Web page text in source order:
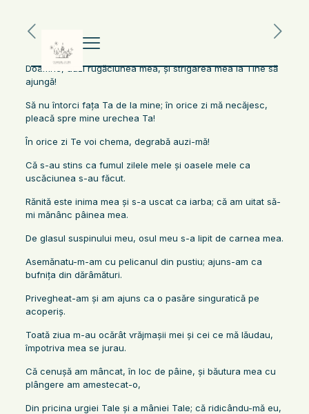
Doamne, auzi rugăciunea mea, şi strigarea mea la Tine să
ajungă!
Să nu întorci faţa Ta de la mine; în orice zi mă necăjesc,
pleacă spre mine urechea Ta!
În orice zi Te voi chema, degrabă auzi-mă!
Că s-au stins ca fumul zilele mele şi oasele mele ca
uscăciunea s-au făcut.
Rănită este inima mea şi s-a uscat ca iarba; că am uitat să-
mi mănânc pâinea mea.
De glasul suspinului meu, osul meu s-a lipit de carnea mea.
Asemănatu-m-am cu pelicanul din pustiu; ajuns-am ca
bufniţa din dărâmături.
Privegheat-am şi am ajuns ca o pasăre singuratică pe
acoperiş.
Toată ziua m-au ocărât vrăjmaşii mei şi cei ce mă lăudau,
împotriva mea se jurau.
Că cenuşă am mâncat, în loc de pâine, şi băutura mea cu
plângere am amestecat-o,
Din pricina urgiei Tale şi a mâniei Tale; că ridicându-mă eu,